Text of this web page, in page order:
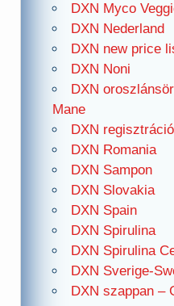
DXN Myco
DXN Nederland
DXN new price
DXN Noni
DXN
Mane
DXN regisztráció
DXN Romania
DXN Sampon
DXN Slovakia
DXN Spain
DXN Spirulina
DXN Spirulina
DXN Sverige-
DXN szappan –